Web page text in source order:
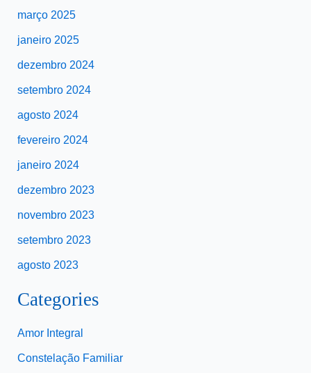
março 2025
janeiro 2025
dezembro 2024
setembro 2024
agosto 2024
fevereiro 2024
janeiro 2024
dezembro 2023
novembro 2023
setembro 2023
agosto 2023
Categories
Amor Integral
Constelação Familiar